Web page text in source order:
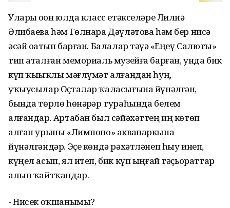
Уларҙы оҙон юлда класс етәкселәре Лилиә
Әлибаева һәм Гөлнара Дәүләтова һәм бер нисә
әсәй оҙатып барған. Балалар тәүҙә «Еңеү Салюты»
тип аталған мемориаль музейға барған, унда бик
күп ҡыҙыҡлы мәғлүмәт алғандан һуң,
уҡыусылар Оҫталар ҡаласығына йүнәлгән,
бында төрлө һөнәрҙәр тураһында белем
алғандар. Артабан был сәйәхәттең иң көтөп
алған урыны «Лимпопо» аквапаркына
йүнәлгәндәр. Эҫе көндә рәхәтләнеп һыу инеп,
күңел асып, ял итеп, бик күп ыңғай тәҫьораттар
алып ҡайтҡандар.
- Нисек оҡшанымы?